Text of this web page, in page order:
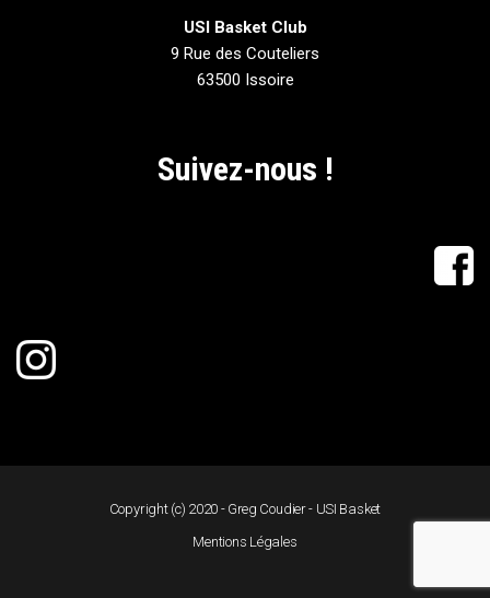
USI Basket Club
9 Rue des Couteliers
63500 Issoire
Suivez-nous !
Copyright (c) 2020 - Greg Coudier - USI Basket
Mentions Légales